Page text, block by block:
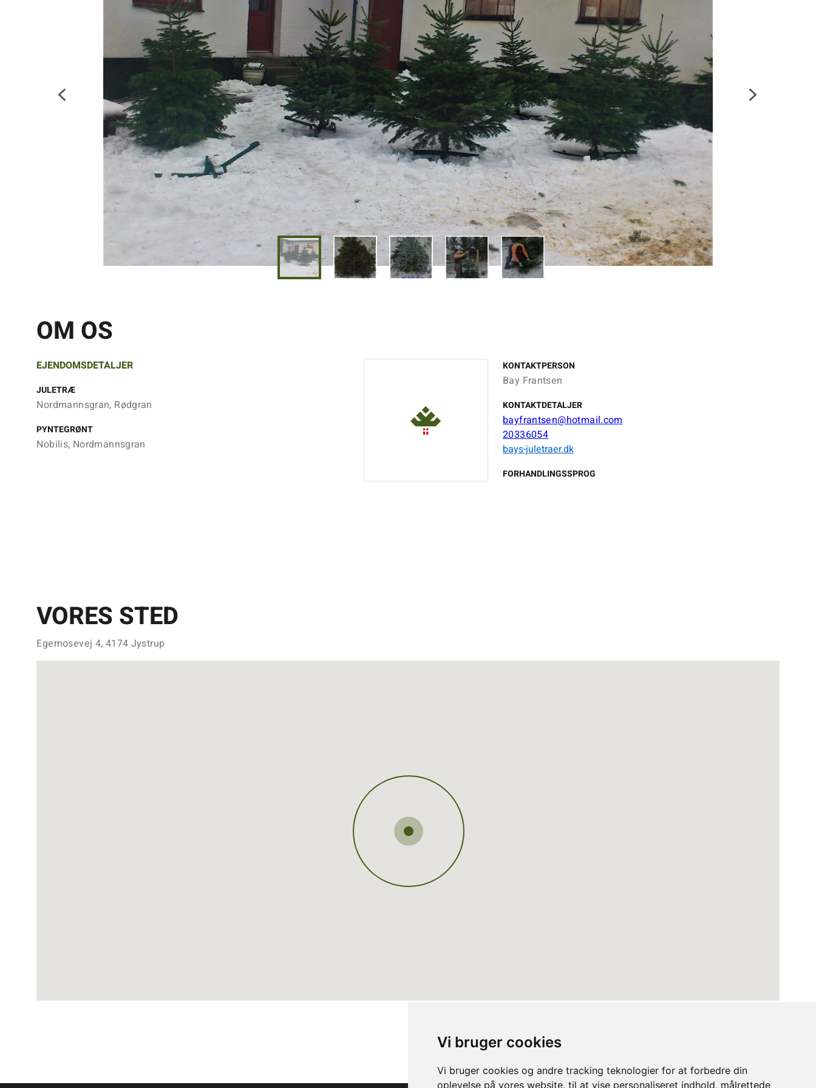
Vi bruger cookies
Vi bruger cookies og andre tracking teknologier for at forbedre din
oplevelse på vores website, til at vise personaliseret indhold, målrettede
OM OS
EJENDOMSDETALJER
JULETRÆ
Nordmannsgran, Rødgran
PYNTEGRØNT
Nobilis, Nordmannsgran
KONTAKTPERSON
Bay Frantsen
KONTAKTDETALJER
bayfrantsen@hotmail.com
20336054
bays-juletraer.dk
FORHANDLINGSSPROG
VORES STED
Egemosevej 4, 4174 Jystrup